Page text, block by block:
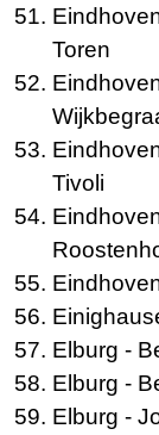
Toren
Tivoli
Elburg -
Elburg -
Elburg -